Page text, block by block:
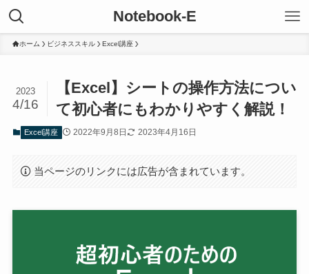
Notebook-E
ホーム ビジネススキル Excel講座
【Excel】シートの操作方法につい
て初心者にもわかりやすく解説！
2023
4/16
Excel講座 2022年9月8日 2023年4月16日
当ページのリンクには広告が含まれています。